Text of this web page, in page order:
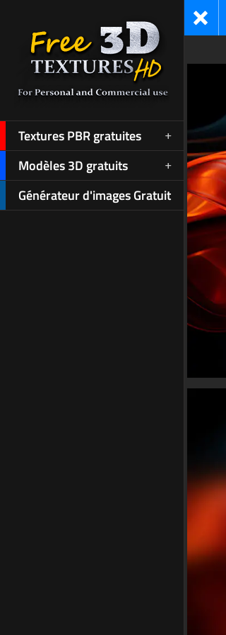
Textures PBR gratuites
Modèles 3D gratuits
Générateur d'images Gratuit